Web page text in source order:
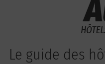
Le guide des